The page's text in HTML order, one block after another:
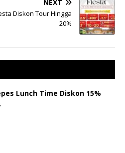
NEXT
Diskon Tour Hingga
20%
Lunch Time Diskon 15%